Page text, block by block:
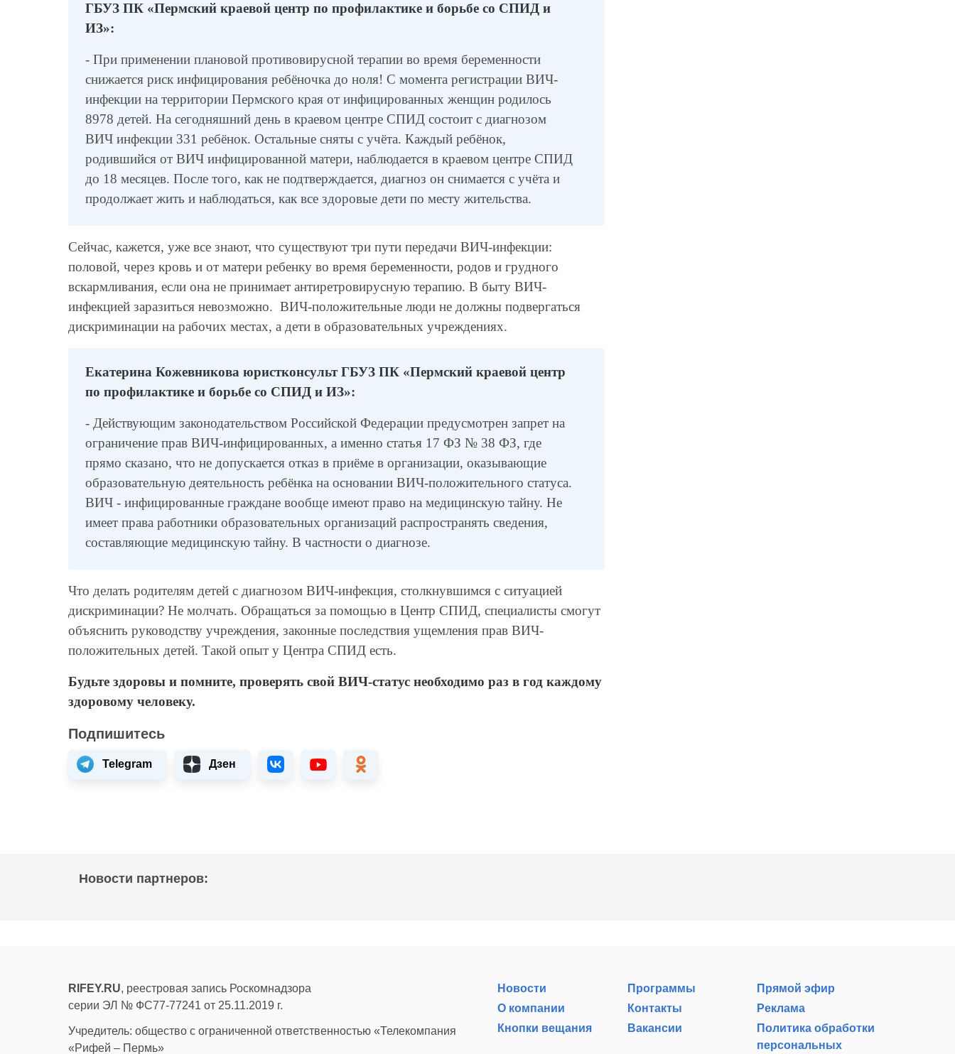
ГБУЗ ПК «Пермский краевой центр по профилактике и борьбе со СПИД и
ИЗ»:
- При применении плановой противовирусной терапии во время беременности
снижается риск инфицирования ребёночка до ноля! С момента регистрации ВИЧ-
инфекции на территории Пермского края от инфицированных женщин родилось
8978 детей. На сегодняшний день в краевом центре СПИД состоит с диагнозом
ВИЧ инфекции 331 ребёнок. Остальные сняты с учёта. Каждый ребёнок,
родившийся от ВИЧ инфицированной матери, наблюдается в краевом центре СПИД
до 18 месяцев. После того, как не подтверждается, диагноз он снимается с учёта и
продолжает жить и наблюдаться, как все здоровые дети по месту жительства.
Сейчас, кажется, уже все знают, что существуют три пути передачи ВИЧ-инфекции:
половой, через кровь и от матери ребенку во время беременности, родов и грудного
вскармливания, если она не принимает антиретровирусную терапию. В быту ВИЧ-
инфекцией заразиться невозможно. ВИЧ-положительные люди не должны подвергаться
дискриминации на рабочих местах, а дети в образовательных учреждениях.
Екатерина Кожевникова юристконсульт ГБУЗ ПК «Пермский краевой центр
по профилактике и борьбе со СПИД и ИЗ»:
- Действующим законодательством Российской Федерации предусмотрен запрет на
ограничение прав ВИЧ-инфицированных, а именно статья 17 ФЗ № 38 ФЗ, где
прямо сказано, что не допускается отказ в приёме в организации, оказывающие
образовательную деятельность ребёнка на основании ВИЧ-положительного статуса.
ВИЧ - инфицированные граждане вообще имеют право на медицинскую тайну. Не
имеет права работники образовательных организаций распространять сведения,
составляющие медицинскую тайну. В частности о диагнозе.
Что делать родителям детей с диагнозом ВИЧ-инфекция, столкнувшимся с ситуацией
дискриминации? Не молчать. Обращаться за помощью в Центр СПИД, специалисты смогут
объяснить руководству учреждения, законные последствия ущемления прав ВИЧ-
положительных детей. Такой опыт у Центра СПИД есть.
Будьте здоровы и помните, проверять свой ВИЧ-статус необходимо раз в год каждому
здоровому человеку.
Подпишитесь
Telegram Дзен
Новости партнеров:
RIFEY.RU, реестровая запись Роскомнадзора
серии ЭЛ № ФС77-77241 от 25.11.2019 г.
Учредитель: общество с ограниченной ответственностью «Телекомпания
«Рифей – Пермь»
Новости Программы
Прямой эфир
О компании
Контакты
Реклама
Кнопки вещания
Вакансии
Политика обработки
персональных